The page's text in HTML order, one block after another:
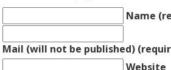
Name
Mail (will not be published)
Website